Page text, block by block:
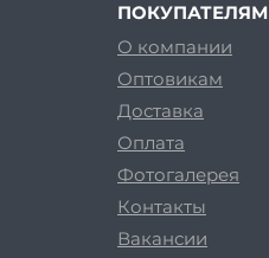
ПОКУПАТЕЛЯМ
О компании
Оптовикам
Доставка
Оплата
Фотогалерея
Контакты
Вакансии